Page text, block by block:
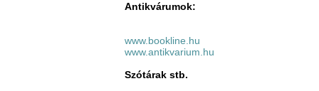
Antikvárumok:
www.bookline.hu
www.antikvarium.hu
Szótárak stb.